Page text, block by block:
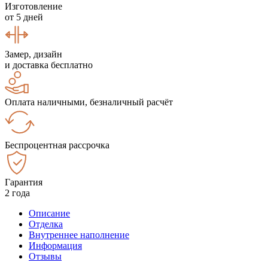
Изготовление
от 5 дней
Замер, дизайн
и доставка бесплатно
Оплата наличными, безналичный расчёт
Беспроцентная рассрочка
Гарантия
2 года
Описание
Отделка
Внутреннее наполнение
Информация
Отзывы